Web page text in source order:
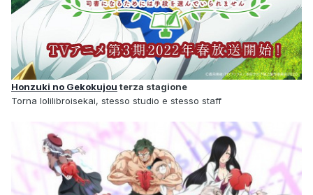
Honzuki no Gekokujou terza stagione
Torna lolilibroisekai, stesso studio e stesso staff